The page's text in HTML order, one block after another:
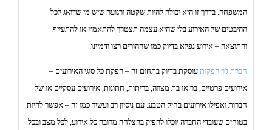
המשפחה. בדרך זו היא יכולה להיות שקטה ורגועה שיש מי שדואג לכל
ההיבטים של האירוע בלי שהיא עצמה תצטרך להתאמץ או להתעייף.
והתוצאה – אירוע נפלא בדיוק כמו שההורים רצו ודמיינו.
חברת ג'וי הפקות עוסקת בדיוק בתחום זה – הפקת כל סוגי האירועים –
אירועים פרטיים, בר או בת מצווה, בריתות, חתונות, אירועים עסקיים או של
חברות ואפילו אירועים בחיק הטבע. עם ניסיון רב ועשיר כמו זה – אפשר להיות
בטוחים שעובדי החברה יוכלו להפיק בהצלחה מרובה כל אירוע, לכל מצב ובכל